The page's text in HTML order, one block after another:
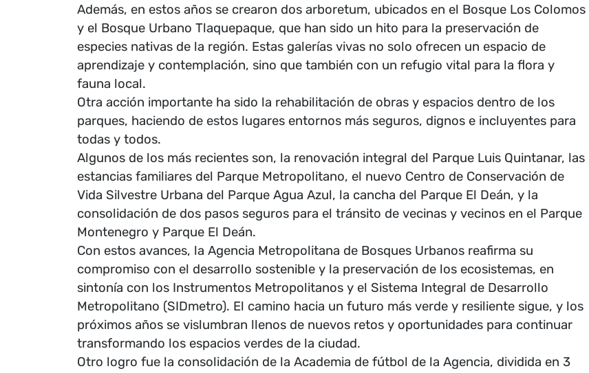
Además, en estos años se crearon dos arboretum, ubicados en el Bosque Los Colomos
y el Bosque Urbano Tlaquepaque, que han sido un hito para la preservación de
especies nativas de la región. Estas galerías vivas no solo ofrecen un espacio de
aprendizaje y contemplación, sino que también con un refugio vital para la flora y
fauna local.
Otra acción importante ha sido la rehabilitación de obras y espacios dentro de los
parques, haciendo de estos lugares entornos más seguros, dignos e incluyentes para
todas y todos.
Algunos de los más recientes son, la renovación integral del Parque Luis Quintanar, las
estancias familiares del Parque Metropolitano, el nuevo Centro de Conservación de
Vida Silvestre Urbana del Parque Agua Azul, la cancha del Parque El Deán, y la
consolidación de dos pasos seguros para el tránsito de vecinas y vecinos en el Parque
Montenegro y Parque El Deán.
Con estos avances, la Agencia Metropolitana de Bosques Urbanos reafirma su
compromiso con el desarrollo sostenible y la preservación de los ecosistemas, en
sintonía con los Instrumentos Metropolitanos y el Sistema Integral de Desarrollo
Metropolitano (SIDmetro). El camino hacia un futuro más verde y resiliente sigue, y los
próximos años se vislumbran llenos de nuevos retos y oportunidades para continuar
transformando los espacios verdes de la ciudad.
Otro logro fue la consolidación de la Academia de fútbol de la Agencia, dividida en 3